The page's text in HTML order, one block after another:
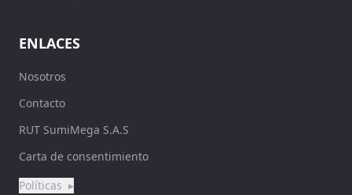
ENLACES
Nosotros
Contacto
RUT SumiMega S.A.S
Carta de consentimiento
Políticas ▸